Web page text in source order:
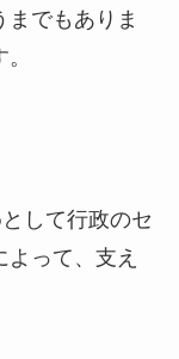
でもありま
して行政のセ
って、支え